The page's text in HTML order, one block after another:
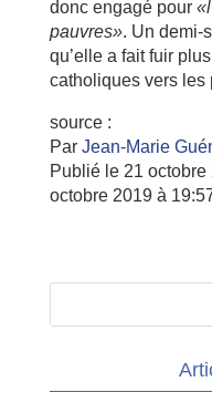
donc engagé pour
pauvres». Un demi-
qu’elle a fait fuir
catholiques vers les
source :
Par Jean-Marie
Publié le 21 octobre
octobre 2019 à